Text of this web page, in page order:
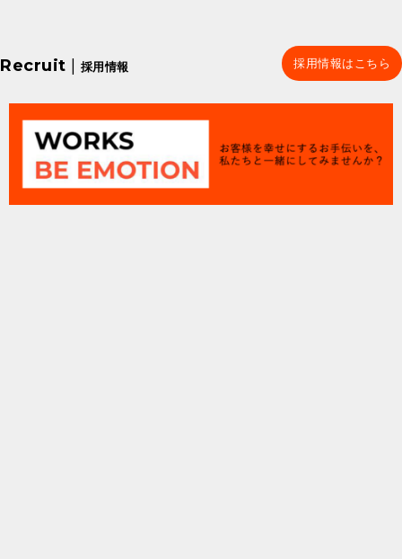
Recruit 採用情報 採用情報はこちら